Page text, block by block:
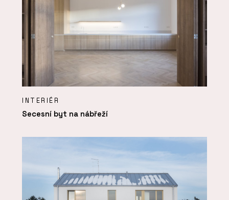
INTERIÉR
Secesní byt na nábřeží